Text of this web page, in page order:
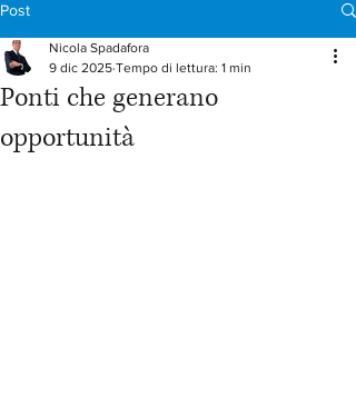
Post
Ponti che generano
opportunità
Nicola Spadafora
9 dic 2025 Tempo di lettura: 1 min